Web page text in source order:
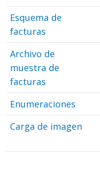
Esquema de
facturas
Archivo de
muestra de
facturas
Enumeraciones
Carga de imagen